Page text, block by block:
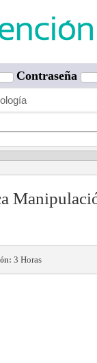
Contraseña
3 Horas